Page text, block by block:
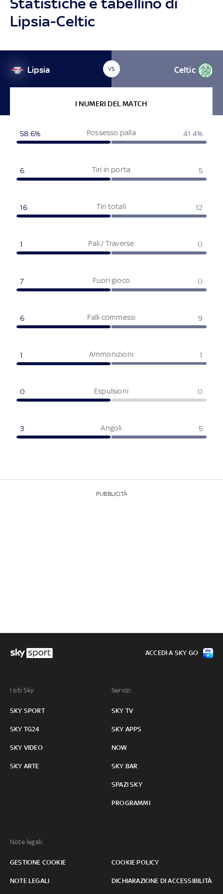
Lipsia-Celtic
Lipsia VS Celtic
I NUMERI DEL MATCH
Possesso palla
58.6% 41.4%
Tiri in porta
6 5
Tiri totali
16 12
Pali / Traverse
1 0
Fuori gioco
7 0
Falli commessi
6 9
Ammonizioni
1 1
Espulsioni
0 0
Angoli
3 5
PUBBLICITÀ
I siti Sky:
SKY SPORT
SKY TG24
SKY VIDEO
SKY ARTE
Servizi:
SKY TV
SKY APPS
NOW
SKY BAR
SPAZI SKY
PROGRAMMI
Note legali:
GESTIONE COOKIE COOKIE POLICY
NOTE LEGALI DICHIARAZIONE DI ACCESSIBILITÀ
ACCEDI A SKY GO